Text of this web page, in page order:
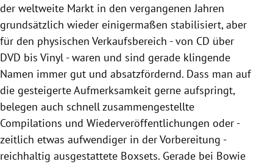
der weltweite Markt in den vergangenen Jahren
grundsätzlich wieder einigermaßen stabilisiert, aber
für den physischen Verkaufsbereich - von CD über
DVD bis Vinyl - waren und sind gerade klingende
Namen immer gut und absatzfördernd. Dass man auf
die gesteigerte Aufmerksamkeit gerne aufspringt,
belegen auch schnell zusammengestellte
Compilations und Wiederveröffentlichungen oder -
zeitlich etwas aufwendiger in der Vorbereitung -
reichhaltig ausgestattete Boxsets. Gerade bei Bowie